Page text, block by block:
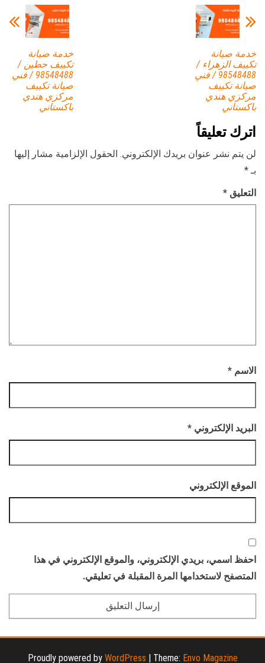
خدمة صيانة
تكييف حطين /
98548488 / فني
صيانة تكييف
مركزي هندي
باكستاني
خدمة صيانة
تكييف الزهراء /
98548488 / فني
صيانة تكييف
مركزي هندي
باكستاني
اترك تعليقاً
لن يتم نشر عنوان بريدك الإلكتروني. الحقول الإلزامية مشار إليها
بـ *
التعليق *
الاسم *
البريد الإلكتروني *
الموقع الإلكتروني
احفظ اسمي، بريدي الإلكتروني، والموقع الإلكتروني في هذا
المتصفح لاستخدامها المرة المقبلة في تعليقي.
Proudly powered by WordPress | Theme: Envo Magazine